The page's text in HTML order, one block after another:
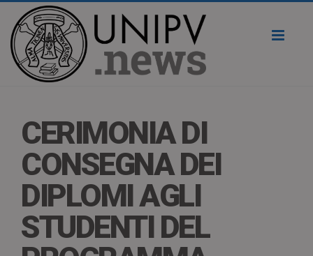
CERIMONIA DI
CONSEGNA DEI
DIPLOMI AGLI
STUDENTI DEL